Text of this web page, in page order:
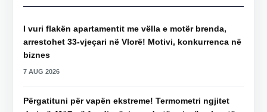
I vuri flakën apartamentit me vëlla e motër brenda,
arrestohet 33-vjeçari në Vlorë! Motivi, konkurrenca në
biznes
7 AUG 2026
Përgatituni për vapën ekstreme! Termometri ngjitet